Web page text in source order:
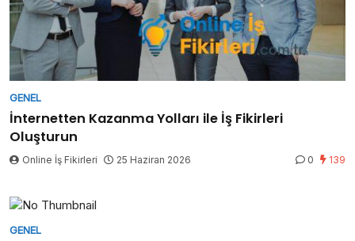
GENEL
İnternetten Kazanma Yolları ile İş Fikirleri
Oluşturun
Online İş Fikirleri 25 Haziran 2026 0 139
GENEL